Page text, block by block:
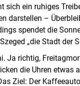
sich ein ruhiges
darstellen –
spendet die
„die Stadt der
Ja richtig,
die Uhren etwas
Ziel: Der